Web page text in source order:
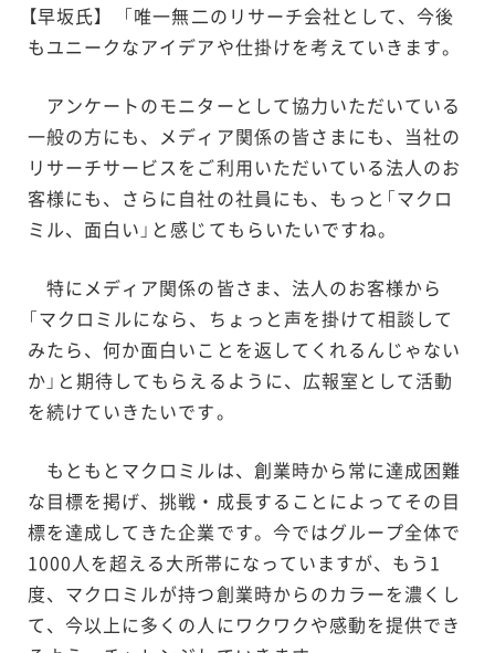
【早坂氏】 「唯一無二のリサーチ会社として、今後
もユニークなアイデアや仕掛けを考えていきます。
アンケートのモニターとして協力いただいている
一般の方にも、メディア関係の皆さまにも、当社の
リサーチサービスをご利用いただいている法人のお
客様にも、さらに自社の社員にも、もっと「マクロ
ミル、面白い」と感じてもらいたいですね。
特にメディア関係の皆さま、法人のお客様から
「マクロミルになら、ちょっと声を掛けて相談して
みたら、何か面白いことを返してくれるんじゃない
か」と期待してもらえるように、広報室として活動
を続けていきたいです。
もともとマクロミルは、創業時から常に達成困難
な目標を掲げ、挑戦・成長することによってその目
標を達成してきた企業です。今ではグループ全体で
1000人を超える大所帯になっていますが、もう1
度、マクロミルが持つ創業時からのカラーを濃くし
て、今以上に多くの人にワクワクや感動を提供でき